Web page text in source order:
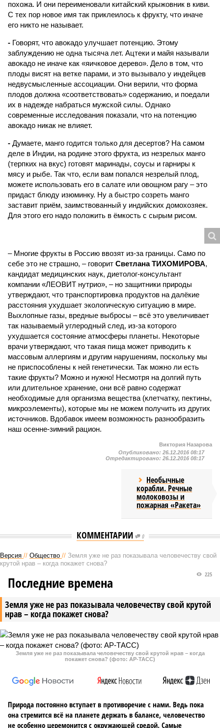
похожа. И они переименовали китайский крыжовник в киви.
С тех пор новое имя так приклеилось к фрукту, что иначе
его никто не называет.
- Говорят, что авокадо улучшает потенцию. Этому
заблуждению не одна тысяча лет. Ацтеки и майя называли
авокадо не иначе как «яичковое дерево». Дело в том, что
плоды висят на ветке парами, и это вызывало у индейцев
недвусмысленные ассоциации. Они верили, что форма
плодов должна «соответствовать» содержанию, и поедали
их в надежде набраться мужской силы. Однако
современные исследования показали, что на потенцию
авокадо никак не влияет.
- Думаете, манго годится только для десертов? На самом
деле в Индии, на родине этого фрукта, из незрелых манго
(терпких на вкус) готовят маринады, соусы и гарниры к
мясу и рыбе. Так что, если вам попался незрелый плод,
можете использовать его в салате или овощном рагу – это
придаст блюду изюминку. Ну а быстро созреть манго
заставит приём, заимствованный у индийских домохозяек.
Для этого его надо положить в ёмкость с сырым рисом.
– Многие фрукты в Россию ввозят из-за границы. Само по
себе это не страшно, – говорит Светлана ТИХОМИРОВА,
кандидат медицинских наук, диетолог-консультант
компании «ЛЕОВИТ нутрио», – но защитники природы
утверждают, что транспортировка продуктов на далёкие
расстояния ухудшает экологическую ситуацию в мире.
Выхлопные газы, вредные выбросы – всё это увеличивает
так называемый углеродный след, из-за которого
ухудшается состояние атмосферы планеты. Некоторые
врачи утверждают, что такая пища может приводить к
массовым аллергиям и другим нарушениям, поскольку мы
не приспособлены к ней генетически. Так можно ли есть
такие фрукты? Можно и нужно! Несмотря на долгий путь
или длительное хранение, они всё равно содержат
необходимые для организма вещества (клетчатку, пектины,
микроэлементы), которые мы не можем получить из других
источников. Вдобавок имеем возможность разнообразить
наш осенне-зимний рацион.
Виктория Назарова
Опубликовано: 26.12.2016 08:17
Отредактировано: 26.12.2016 08:17
Необычные
корабли. Речные
молоковозы и
пожарная «Ракета»
КОММЕНТАРИИ 0
Версия // Общество // Земля уже не раз показывала человечеству свой
крутой нрав – когда покажет снова?
Земля уже не раз показывала человечеству свой крутой
нрав – когда покажет снова?
225
Последние времена
Земля уже не раз показывала человечеству свой крутой нрав – когда
покажет снова? (фото: АР-ТАСС)
Природа постоянно вступает в противоречие с нами. Ведь пока
она стремится всё на планете держать в балансе, человечество
не особенно церемонится с окружающей средой. Самые